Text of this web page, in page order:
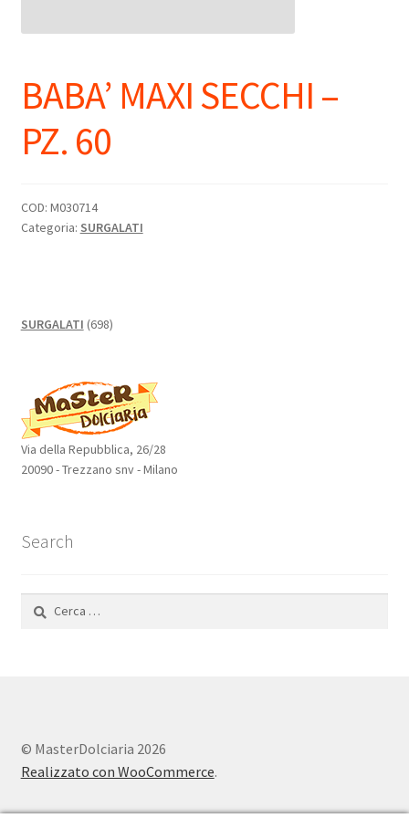
BABA’ MAXI SECCHI –
PZ. 60
COD: M030714
Categoria: SURGALATI
SURGALATI 698698
Via della Repubblica, 26/28
20090 - Trezzano snv - Milano
Search
© MasterDolciaria 2026
Realizzato con WooCommerce.